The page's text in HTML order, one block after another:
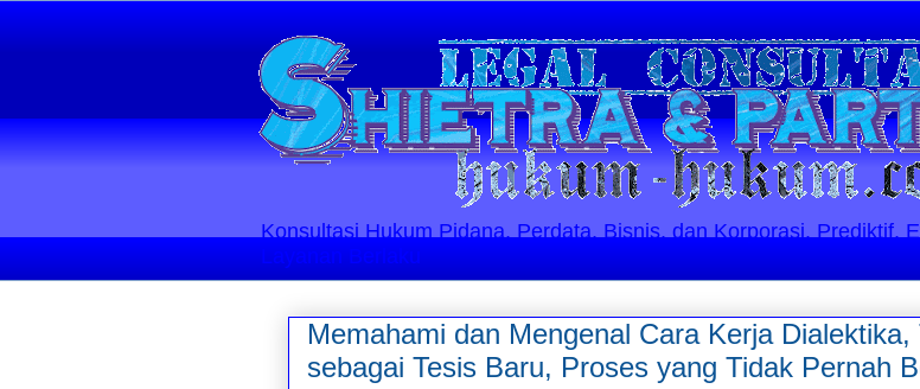
Konsultasi Hukum Pidana, Perdata, Bisnis, dan Korporasi. Prediktif,
Layanan Berlaku
Memahami dan Mengenal Cara Kerja
sebagai Tesis Baru, Proses yang Tidak Pernah